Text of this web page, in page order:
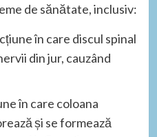
de sănătate, inclusiv:
în care discul spinal
din jur, cauzând
în care coloana
și se formează